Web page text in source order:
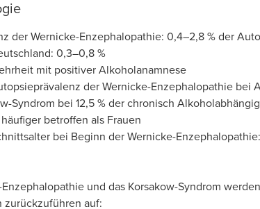
der Wernicke-Enzephalopathie: 0,4–2,8 % der
0,3–0,8 %
mit positiver Alkoholanamnese
der Wernicke-Enzephalopathie bei
Syndrom bei 12,5 % der chronisch
betroffen als Frauen
bei Beginn der Wernicke-
und das Korsakow-Syndrom
zurückzuführen auf: